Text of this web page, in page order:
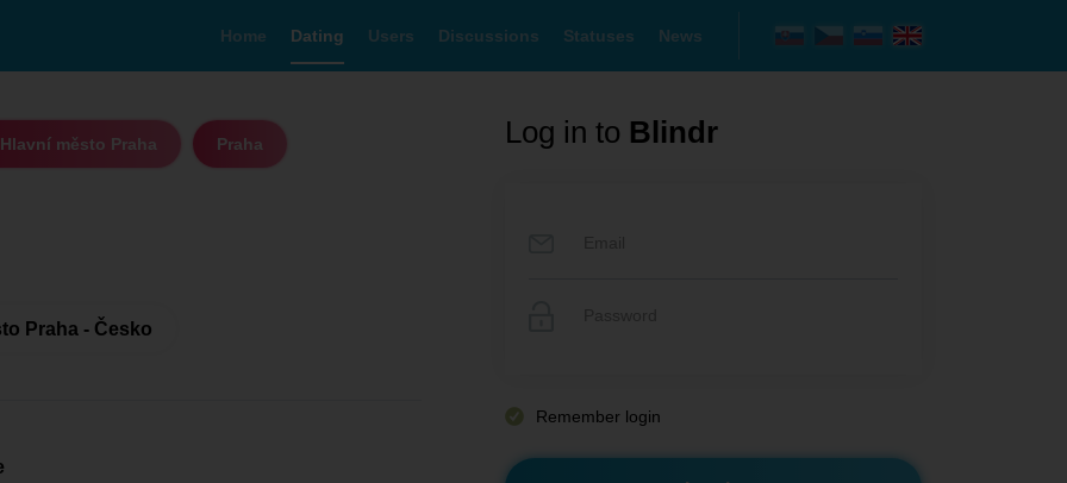
Home Dating Users Discussions Statuses News
Hlavní město Praha Praha
Praha - Česko
Log in to Blindr
Remember login